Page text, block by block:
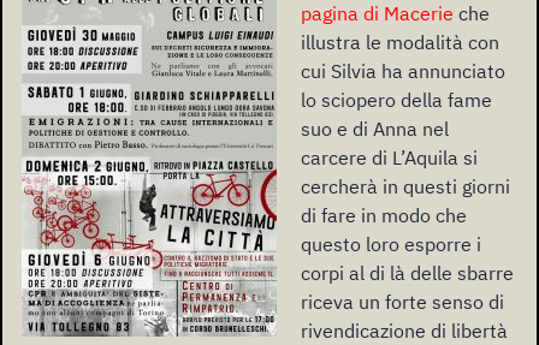
pagina di Macerie che
illustra le modalità con
cui Silvia ha annunciato
lo sciopero della fame
suo e di Anna nel
carcere di L’Aquila si
cercherà in questi giorni
di fare in modo che
questo loro esporre i
corpi al di là delle sbarre
riceva un forte senso di
rivendicazione di libertà